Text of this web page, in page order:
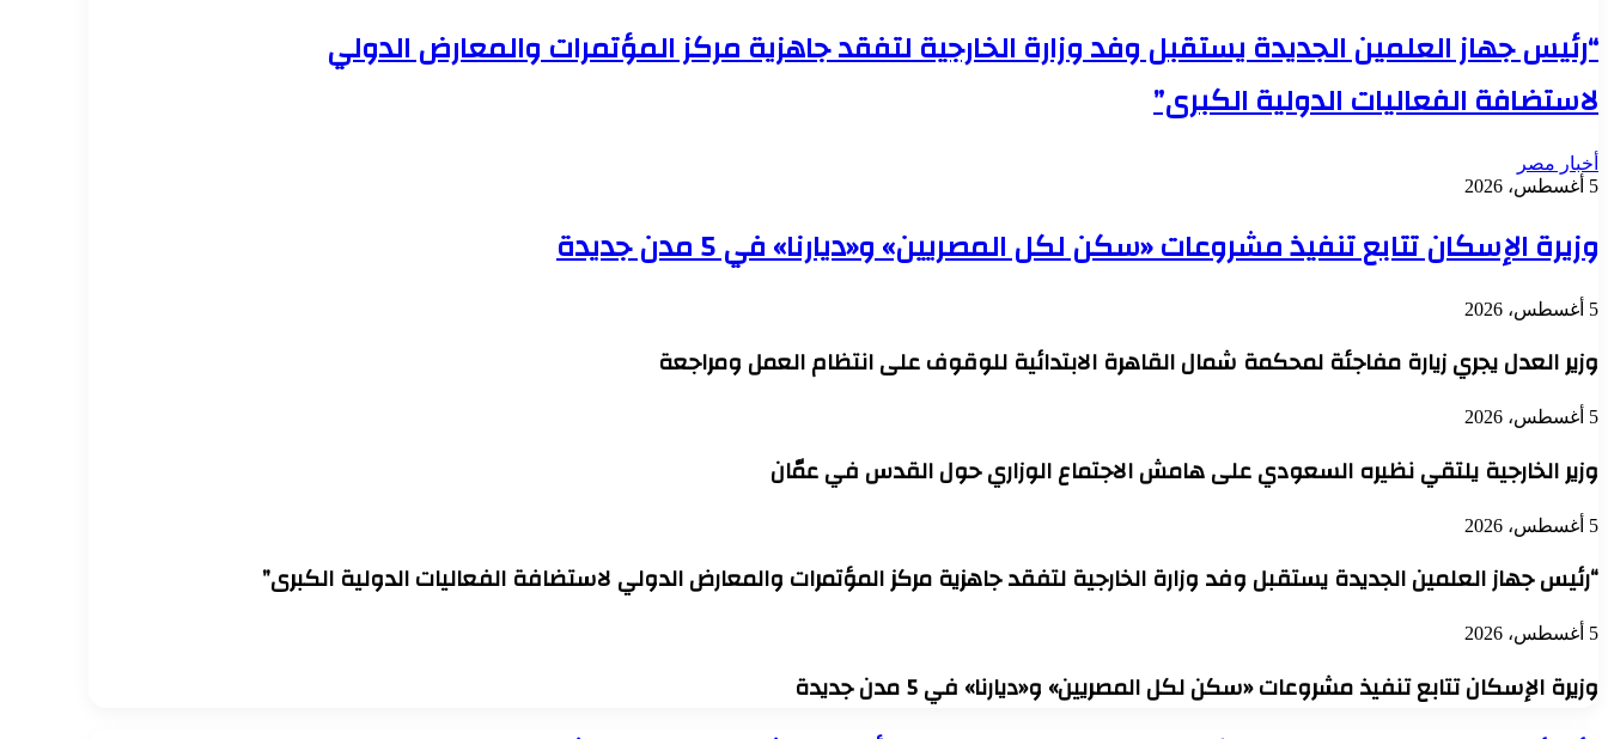
“رئيس جهاز العلمين الجديدة يستقبل وفد وزارة الخارجية لتفقد جاهزية مركز المؤتمرات والمعارض الدولي
لاستضافة الفعاليات الدولية الكبرى”
أخبار مصر
5 أغسطس، 2026
وزيرة الإسكان تتابع تنفيذ مشروعات «سكن لكل المصريين» و«ديارنا» في 5 مدن جديدة
5 أغسطس، 2026
وزير العدل يجري زيارة مفاجئة لمحكمة شمال القاهرة الابتدائية للوقوف على انتظام العمل ومراجعة
5 أغسطس، 2026
وزير الخارجية يلتقي نظيره السعودي على هامش الاجتماع الوزاري حول القدس في عمّان
5 أغسطس، 2026
“رئيس جهاز العلمين الجديدة يستقبل وفد وزارة الخارجية لتفقد جاهزية مركز المؤتمرات والمعارض الدولي لاستضافة الفعاليات الدولية الكبرى”
5 أغسطس، 2026
وزيرة الإسكان تتابع تنفيذ مشروعات «سكن لكل المصريين» و«ديارنا» في 5 مدن جديدة